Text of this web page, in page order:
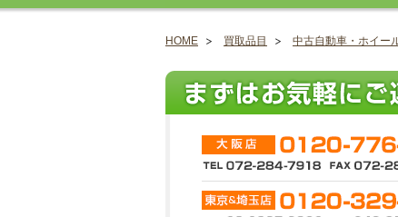
HOME 買取品目 中古自動車・ホイー